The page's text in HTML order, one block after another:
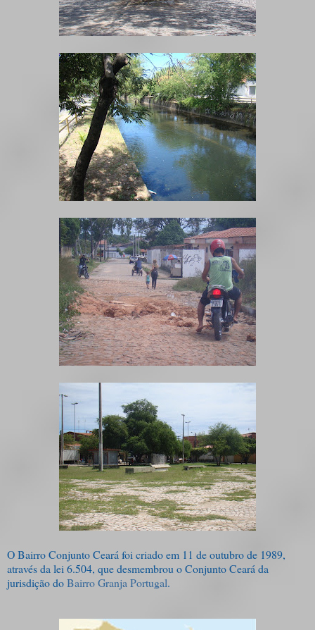
O Bairro Conjunto Ceará foi criado em 11 de outubro de 1989,
através da lei 6.504, que desmembrou o Conjunto Ceará da
jurisdição doBairro Granja Portugal.